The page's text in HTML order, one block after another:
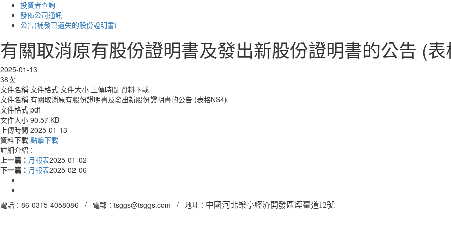
投資者查詢
發佈公司通訊
公告(補發已遺失的股份證明書)
有關取消原有股份證明書及發出新股份證明書的公告 (
2025-01-13
38次
文件名稱 文件格式 文件大小 上傳時間 資料下載
文件名稱 有關取消原有股份證明書及發出新股份證明書的公告 (表格NS4)
文件格式 pdf
文件大小 90.57 KB
上傳時間 2025-01-13
資料下載 點擊下載
詳細介紹：
上一篇： 月報表2025-01-02
下一篇： 月報表2025-02-06
電話：86-0315-4058086 / 電郵：tsggs@tsggs.com / 地址： 中國河北樂亭經濟開發區煙臺道12號